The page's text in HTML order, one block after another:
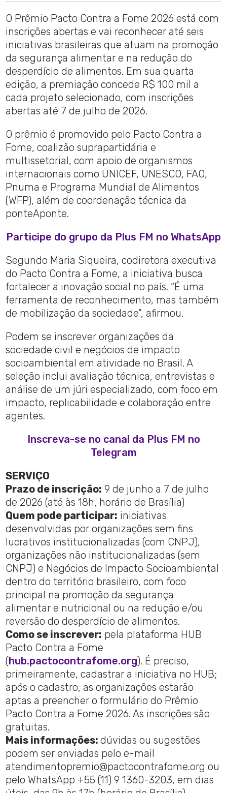
O Prêmio Pacto Contra a Fome 2026 está com
inscrições abertas e vai reconhecer até seis
iniciativas brasileiras que atuam na promoção
da segurança alimentar e na redução do
desperdício de alimentos. Em sua quarta
edição, a premiação concede R$ 100 mil a
cada projeto selecionado, com inscrições
abertas até 7 de julho de 2026.
O prêmio é promovido pelo Pacto Contra a
Fome, coalizão suprapartidária e
multissetorial, com apoio de organismos
internacionais como UNICEF, UNESCO, FAO,
Pnuma e Programa Mundial de Alimentos
(WFP), além de coordenação técnica da
ponteAponte.
Participe do grupo da Plus FM no WhatsApp
Segundo Maria Siqueira, codiretora executiva
do Pacto Contra a Fome, a iniciativa busca
fortalecer a inovação social no país. “É uma
ferramenta de reconhecimento, mas também
de mobilização da sociedade”, afirmou.
Podem se inscrever organizações da
sociedade civil e negócios de impacto
socioambiental em atividade no Brasil. A
seleção inclui avaliação técnica, entrevistas e
análise de um júri especializado, com foco em
impacto, replicabilidade e colaboração entre
agentes.
Inscreva-se no canal da Plus FM no
Telegram
SERVIÇO
Prazo de inscrição: 9 de junho a 7 de julho
de 2026 (até às 18h, horário de Brasília)
Quem pode participar: iniciativas
desenvolvidas por organizações sem fins
lucrativos institucionalizadas (com CNPJ),
organizações não institucionalizadas (sem
CNPJ) e Negócios de Impacto Socioambiental
dentro do território brasileiro, com foco
principal na promoção da segurança
alimentar e nutricional ou na redução e/ou
reversão do desperdício de alimentos.
Como se inscrever: pela plataforma HUB
Pacto Contra a Fome
(hub.pactocontrafome.org). É preciso,
primeiramente, cadastrar a iniciativa no HUB;
após o cadastro, as organizações estarão
aptas a preencher o formulário do Prêmio
Pacto Contra a Fome 2026. As inscrições são
gratuitas.
Mais informações:dúvidas ou sugestões
podem ser enviadas pelo e-mail
atendimentopremio@pactocontrafome.org ou
pelo WhatsApp +55 (11) 9 1360-3203, em dias